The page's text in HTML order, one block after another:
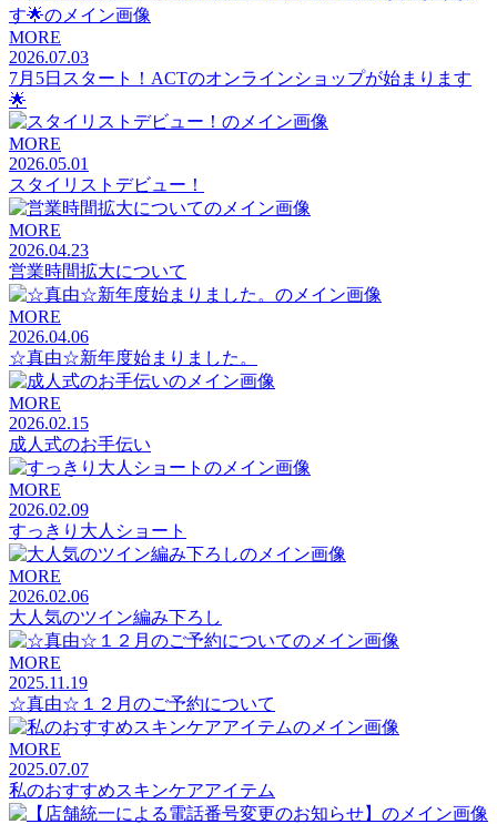
MORE
2026.07.03
7月5日スタート！ACTのオンラインショップが始まります
🌟
MORE
2026.05.01
スタイリストデビュー！
MORE
2026.04.23
営業時間拡大について
MORE
2026.04.06
☆真由☆新年度始まりました。
MORE
2026.02.15
成人式のお手伝い
MORE
2026.02.09
すっきり大人ショート
MORE
2026.02.06
大人気のツイン編み下ろし
MORE
2025.11.19
☆真由☆１２月のご予約について
MORE
2025.07.07
私のおすすめスキンケアアイテム